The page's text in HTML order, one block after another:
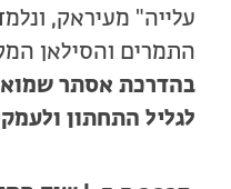
עלייה" מעיראק,
התמרים והסילאן
בהדרכת אסתר
לגליל התחתון